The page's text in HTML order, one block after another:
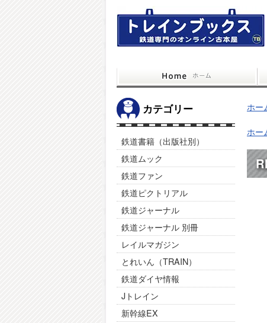
カテゴリー
鉄道書籍（出版社別）
鉄道ムック
鉄道ファン
鉄道ピクトリアル
鉄道ジャーナル
鉄道ジャーナル 別冊
レイルマガジン
とれいん（TRAIN）
鉄道ダイヤ情報
Jトレイン
新幹線EX
ホー
ホー